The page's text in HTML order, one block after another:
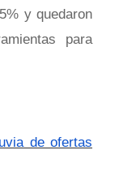
y quedaron
para
de ofertas